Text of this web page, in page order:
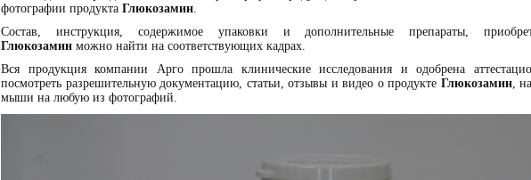
фотографии продукта Глюкозамин.
Состав, инструкция, содержимое упаковки и дополнительные препараты,
Глюкозамин можно найти на соответствующих кадрах.
Вся продукция компании Арго прошла клинические исследования и одобрена
посмотреть разрешительную документацию, статьи, отзывы и видео о продукте Глюкозамин,
мыши на любую из фотографий.